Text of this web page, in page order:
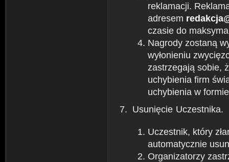
reklamacji.
adresem
czasie do
Nagrody zostaną
wyłonieniu
zastrzegają sobie,
uchybienia firm
uchybienia w
Usunięcie Uczestnika.
Uczestnik, który
automatycznie
Organizatorzy